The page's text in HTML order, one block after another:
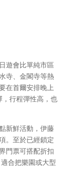
遊會比單純市區
寺、金閣寺等熱
在首爾安排晚上
，行程彈性高，也
新鮮活動，伊藤
。至於已經鎖定
門票可搭配折扣
合把樂園或大型